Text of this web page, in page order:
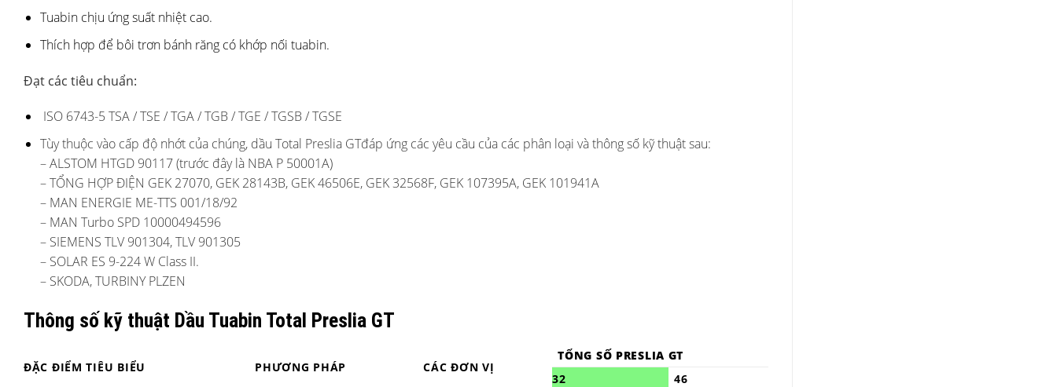
Tuabin chịu ứng suất nhiệt cao.
Thích hợp để bôi trơn bánh răng có khớp nối tuabin.
Đạt các tiêu chuẩn:
ISO 6743-5 TSA / TSE / TGA / TGB / TGE / TGSB / TGSE
Tùy thuộc vào cấp độ nhớt của chúng, dầu Total Preslia GTđáp ứng các yêu cầu của các phân loại và thông số kỹ thuật sau:
– ALSTOM HTGD 90117 (trước đây là NBA P 50001A)
– TỔNG HỢP ĐIỆN GEK 27070, GEK 28143B, GEK 46506E, GEK 32568F, GEK 107395A, GEK 101941A
– MAN ENERGIE ME-TTS 001/18/92
– MAN Turbo SPD 10000494596
– SIEMENS TLV 901304, TLV 901305
– SOLAR ES 9-224 W Class II.
– SKODA, TURBINY PLZEN
Thông số kỹ thuật Dầu Tuabin Total Preslia GT
ĐẶC ĐIỂM TIÊU BIỂU PHƯƠNG PHÁP CÁC ĐƠN VỊ
TỔNG SỐ PRESLIA GT
32
46